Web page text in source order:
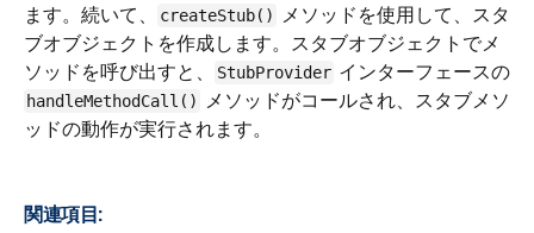
ます。続いて、
createStub()
メソッドを使用して、スタ
ブオブジェクトを作成します。スタブオブジェクトでメ
ソッドを呼び出すと、
StubProvider インターフェースの
handleMethodCall()
メソッドがコールされ、スタブメソ
ッドの動作が実行されます。
関連項目: